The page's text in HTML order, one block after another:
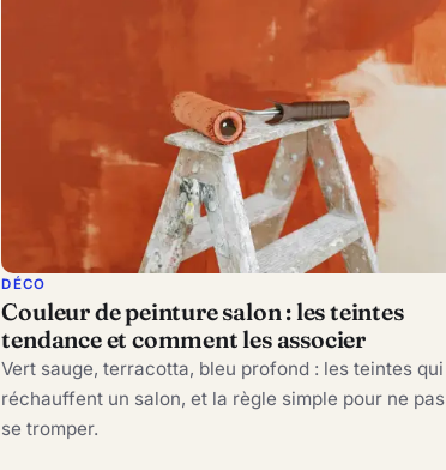
DÉCO
Couleur de peinture salon : les teintes
tendance et comment les associer
Vert sauge, terracotta, bleu profond : les teintes qui
réchauffent un salon, et la règle simple pour ne pas
se tromper.